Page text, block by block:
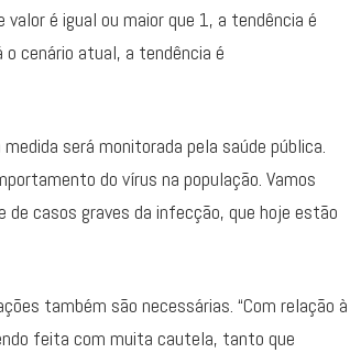
é igual ou maior que 1, a tendência é
cenário atual, a tendência é
será monitorada pela saúde pública.
do vírus na população. Vamos
casos graves da infecção, que hoje estão
também são necessárias. “Com relação à
feita com muita cautela, tanto que